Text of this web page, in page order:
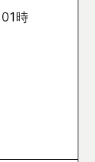
時